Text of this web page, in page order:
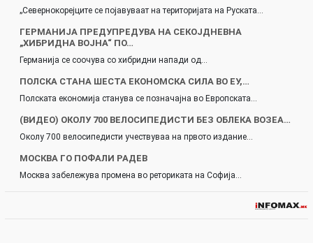
„Севернокорејците се појавуваат на територијата на Руската…
ГЕРМАНИЈА ПРЕДУПРЕДУВА НА СЕКОЈДНЕВНА
„ХИБРИДНА ВОЈНА“ ПО…
Германија се соочува со хибридни напади од…
ПОЛСКА СТАНА ШЕСТА ЕКОНОМСКА СИЛА ВО ЕУ,…
Полската економија станува се позначајна во Европската…
(ВИДЕО) ОКОЛУ 700 ВЕЛОСИПЕДИСТИ БЕЗ ОБЛЕКА ВОЗЕА…
Околу 700 велосипедисти учествуваа на првото издание…
МОСКВА ГО ПОФАЛИ РАДЕВ
Москва забележува промена во реториката на Софија…